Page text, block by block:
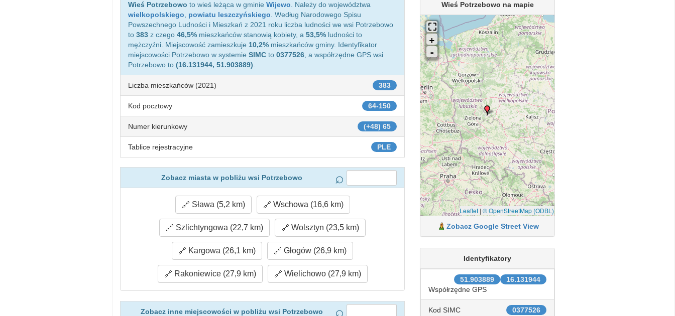
Wieś Potrzebowo to wieś leżąca w gminie Wijewo . Należy do województwa
wielkopolskiego
powiatu leszczyńskiego . Według Narodowego Spisu
Powszechnego Ludności i Mieszkań z 2021 roku liczba ludności we wsi Potrzebowo
to 383 z czego 46,5% mieszkańców stanowią kobiety, a 53,5% ludności to
mężczyźni. Miejscowość zamieszkuje 10,2% mieszkańców gminy. Identyfikator
miejscowości Potrzebowo w systemie SIMC to 0377526 , a współrzędne GPS wsi
Potrzebowo to (16.131944, 51.903889)
383
Liczba mieszkańców (2021)
64-150
Kod pocztowy
(+48) 65
Numer kierunkowy
PLE
Tablice rejestracyjne
Zobacz miasta w pobliżu wsi Potrzebowo
Sława (5,2 km) Wschowa (16,6 km)
Szlichtyngowa (22,7 km) Wolsztyn (23,5 km)
Kargowa (26,1 km) Głogów (26,9 km)
Rakoniewice (27,9 km) Wielichowo (27,9 km)
Zobacz inne miejscowości w pobliżu wsi Potrzebowo
Wieś Potrzebowo na mapie
Leaflet| © OpenStreetMap (ODBL)
Zobacz Google Street View
Identyfikatory
16.131944
51.903889
Współrzędne GPS
0377526
Kod SIMC